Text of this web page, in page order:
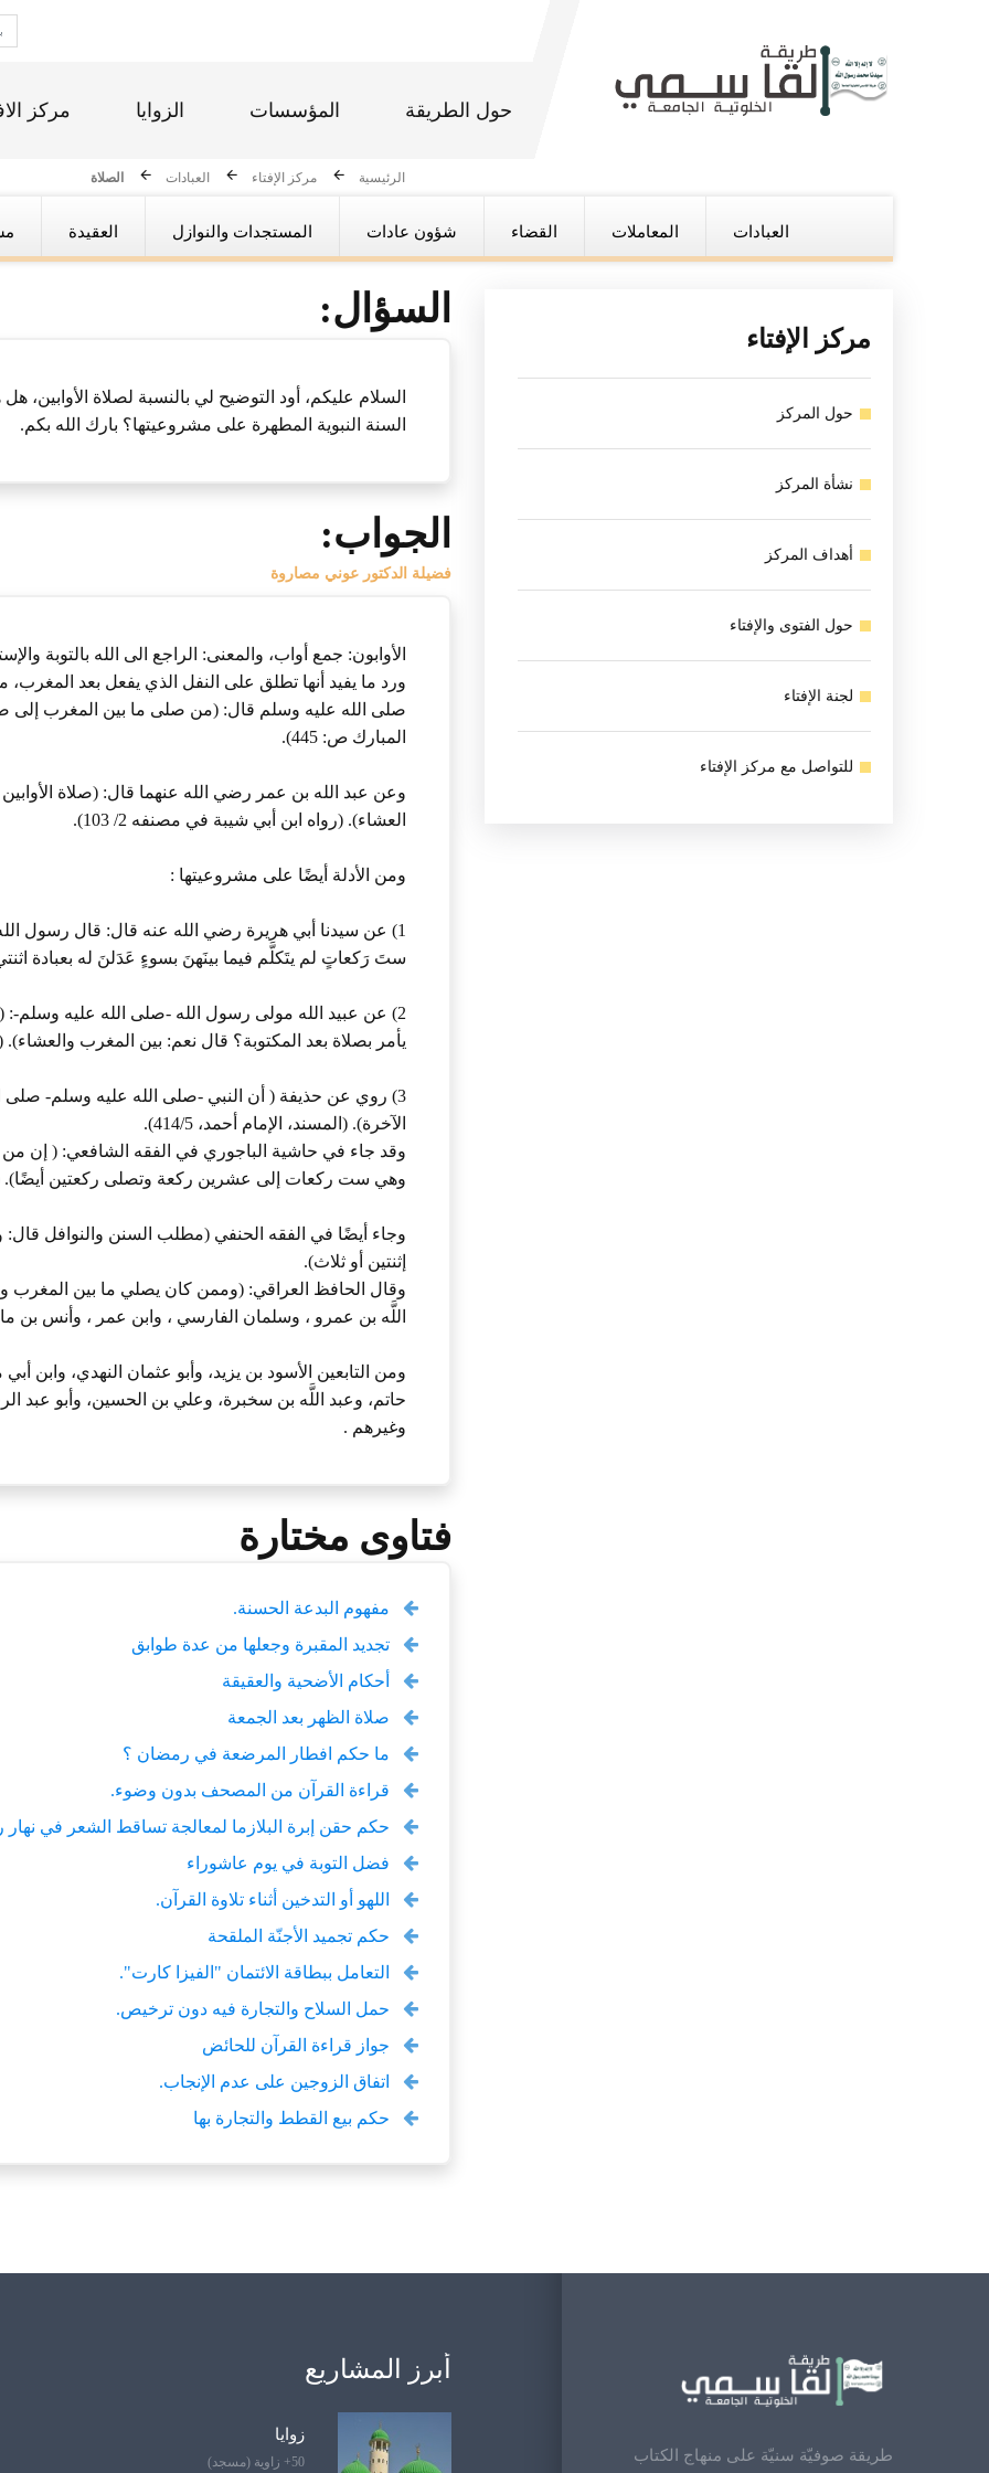
حول الطريقة المؤسسات الزوايا مركز
الرئيسية مركز الإفتاء العبادات الصلاة
العبادات المعاملات القضاء شؤون عادات المستجدات والنوازل العقيدة
السؤال:
السلام عليكم، أود التوضيح لي بالنسبة لصلاة
السنة النبوية المطهرة على مشروعيتها؟ بارك الله بكم.
الجواب:
فضيلة الدكتور عوني مصاروة
الأوابون: جمع أواب، والمعنى: الراجع الى الله بالتوبة
ورد ما يفيد أنها تطلق على النفل الذي يفعل بعد
صلى الله عليه وسلم قال: (من صلى ما بين المغرب إلى
المبارك ص: 445).
وعن عبد الله بن عمر رضي الله عنهما قال: (صلاة
العشاء). (رواه ابن أبي شيبة في مصنفه 2/ 103).
ومن الأدلة أيضًا على مشروعيتها :
1) عن سيدنا أبي هريرة رضي الله عنه قال: قال رسول
ستَ رَكعاتٍ لم يتَكلَّم فيما بينَهنَ بسوءٍ عَدَلنَ له بعبادة اثنتي
2) عن عبيد الله مولى رسول الله -صلى الله عليه
يأمر بصلاة بعد المكتوبة؟ قال نعم: بين المغرب والعشاء).
3) روي عن حذيفة ( أن النبي -صلى الله عليه وسلم-
الآخرة). (المسند، الإمام أحمد، 414/5).
وقد جاء في حاشية الباجوري في الفقه الشافعي: ( إن من
وهي ست ركعات إلى عشرين ركعة وتصلى ركعتين أيضًا).
وجاء أيضًا في الفقه الحنفي (مطلب السنن والنوافل قال:
إثنتين أو ثلاث).
وقال الحافظ العراقي: (وممن كان يصلي ما بين المغرب
اللَّه بن عمرو ، وسلمان الفارسي ، وابن عمر ، وأنس بن
ومن التابعين الأسود بن يزيد، وأبو عثمان النهدي، وابن
حاتم، وعبد اللَّه بن سخبرة، وعلي بن الحسين، وأبو عبد
وغيرهم .
فتاوى مختارة
مفهوم البدعة الحسنة.
تجديد المقبرة وجعلها من عدة طوابق
أحكام الأضحية والعقيقة
صلاة الظهر بعد الجمعة
ما حكم افطار المرضعة في رمضان ؟
قراءة القرآن من المصحف بدون وضوء.
حكم حقن إبرة البلازما لمعالجة تساقط الشعر في
فضل التوبة في يوم عاشوراء
اللهو أو التدخين أثناء تلاوة القرآن.
حكم تجميد الأجنّة الملقحة
التعامل ببطاقة الائتمان "الفيزا كارت".
حمل السلاح والتجارة فيه دون ترخيص.
جواز قراءة القرآن للحائض
اتفاق الزوجين على عدم الإنجاب.
حكم بيع القطط والتجارة بها
مركز الإفتاء
حول المركز
نشأة المركز
أهداف المركز
حول الفتوى والإفتاء
لجنة الإفتاء
للتواصل مع مركز الإفتاء
طريقة صوفيّة سنيّة على منهاج الكتاب
أبرز المشاريع
زوايا
50+ زاوية (مسجد)